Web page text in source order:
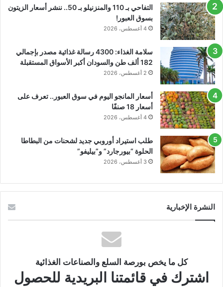
التفاحي بـ 110 والمنزنيلو بـ 50.. ننشر أسعار الزيتون
بسوق العبور!
4 أغسطس، 2026
سلامة الغذاء: 4300 رسالة غذائية مصدر بإجمالي
182 ألف طن والسودان أكبر الأسواق المستقبلة
2 أغسطس، 2026
أسعار المانجو اليوم في سوق العبور.. تعرف على
أسعار 18 صنفًا
4 أغسطس، 2026
طلب استيراد أوروبي جديد لشحنات من البطاطا
الحلوة “بيورجارد” و”بيليفو”
3 أغسطس، 2026
النشرة الإخبارية
كل ما يخص بورصة السلع والصناعات الغذائية
اشترك في قائمتنا البريدية للحصول